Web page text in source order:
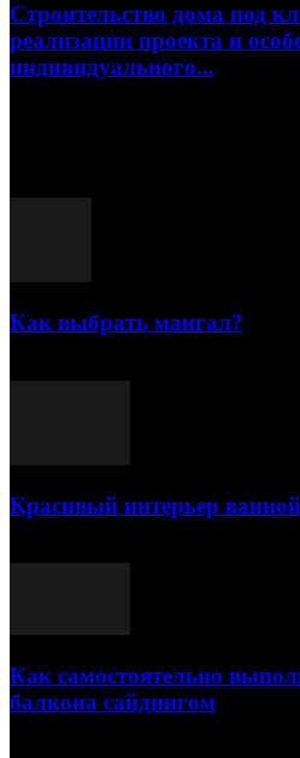
Строительство дома под
реализации проекта и
индивидуального...
Как выбрать мангал?
Красивый интерьер ванной
Как самостоятельно
балкона сайдингом